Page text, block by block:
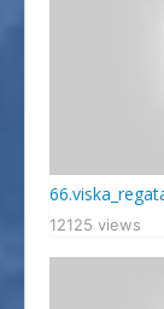
12125 views